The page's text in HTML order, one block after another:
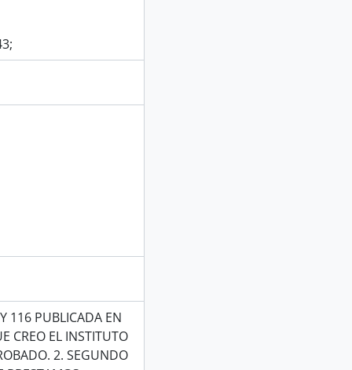
116 PUBLICADA EN
CREO EL INSTITUTO
2. SEGUNDO